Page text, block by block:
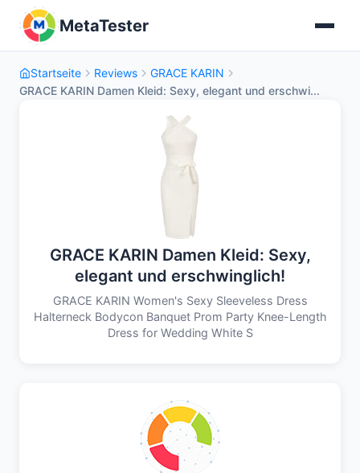
MetaTester
Startseite Reviews
GRACE KARIN
GRACE KARIN Damen Kleid: Sexy, elegant und erschwi...
GRACE KARIN Damen Kleid: Sexy,
elegant und erschwinglich!
GRACE KARIN Women's Sexy Sleeveless Dress
Halterneck Bodycon Banquet Prom Party Knee-Length
Dress for Wedding White S